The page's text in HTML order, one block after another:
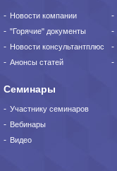
Новости компании
"Горячие" документы
Новости консультантплюс
Анонсы статей
Семинары
Участнику семинаров
Вебинары
Видео